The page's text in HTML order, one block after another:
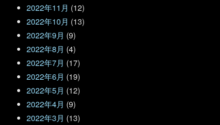
2022年11月 (12)
2022年10月 (13)
2022年9月 (9)
2022年8月 (4)
2022年7月 (17)
2022年6月 (19)
2022年5月 (12)
2022年4月 (9)
2022年3月 (13)